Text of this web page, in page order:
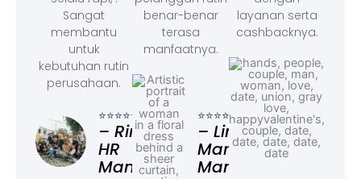
Sangat
membantu
untuk
kebutuhan rutin
perusahaan.
⭐⭐⭐⭐⭐
– Rina,
HR
Manager
benar-benar
terasa
manfaatnya.
⭐⭐⭐⭐⭐
– Linda,
Marketing
Manager
layanan serta
cashbacknya.